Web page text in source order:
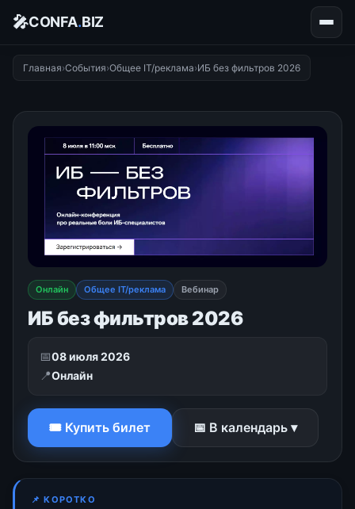
🎤CONFA.BIZ
Главная›События›Общее IT/реклама›ИБ без фильтров 2026
Онлайн Общее IT/реклама Вебинар
ИБ без фильтров 2026
📅08 июля 2026
📍Онлайн
🎟 Купить билет 📅 В календарь ▾
📌 КОРОТКО